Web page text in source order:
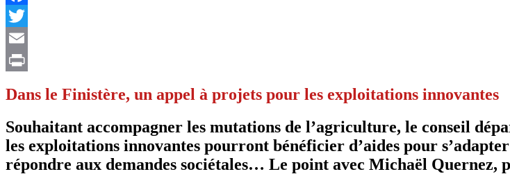
Facebook
Twitter
Email
Dans le Finistère, un appel à projets pour les exploitations innovantes
Souhaitant accompagner les mutations de l’agriculture, le conseil
les exploitations innovantes pourront bénéficier d’aides pour
répondre aux demandes sociétales… Le point avec Michaël Quernez,